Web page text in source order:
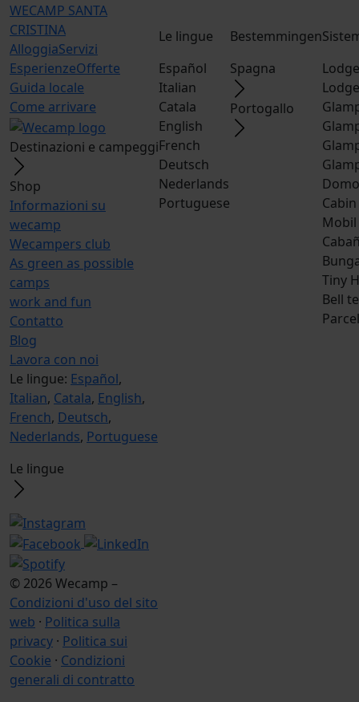
WECAMP SANTA
CRISTINA
AlloggiaServizi
EsperienzeOfferte
Guida locale
Come arrivare
Destinazioni e campeggi
Shop
Informazioni su
wecamp
Wecampers club
As green as possible
camps
work and fun
Contatto
Blog
Lavora con noi
Le lingue: Español,
Italian, Catala, English,
French, Deutsch,
Nederlands, Portuguese
Le lingue
© 2026 Wecamp –
Condizioni d'uso del sito
web · Politica sulla
privacy · Politica sui
Cookie · Condizioni
generali di contratto
Le lingue
Español
Italian
Catala
English
French
Deutsch
Nederlands
Portuguese
Bestemmingen
Spagna
Portogallo
Domo
Mobil
Tiny
Bell